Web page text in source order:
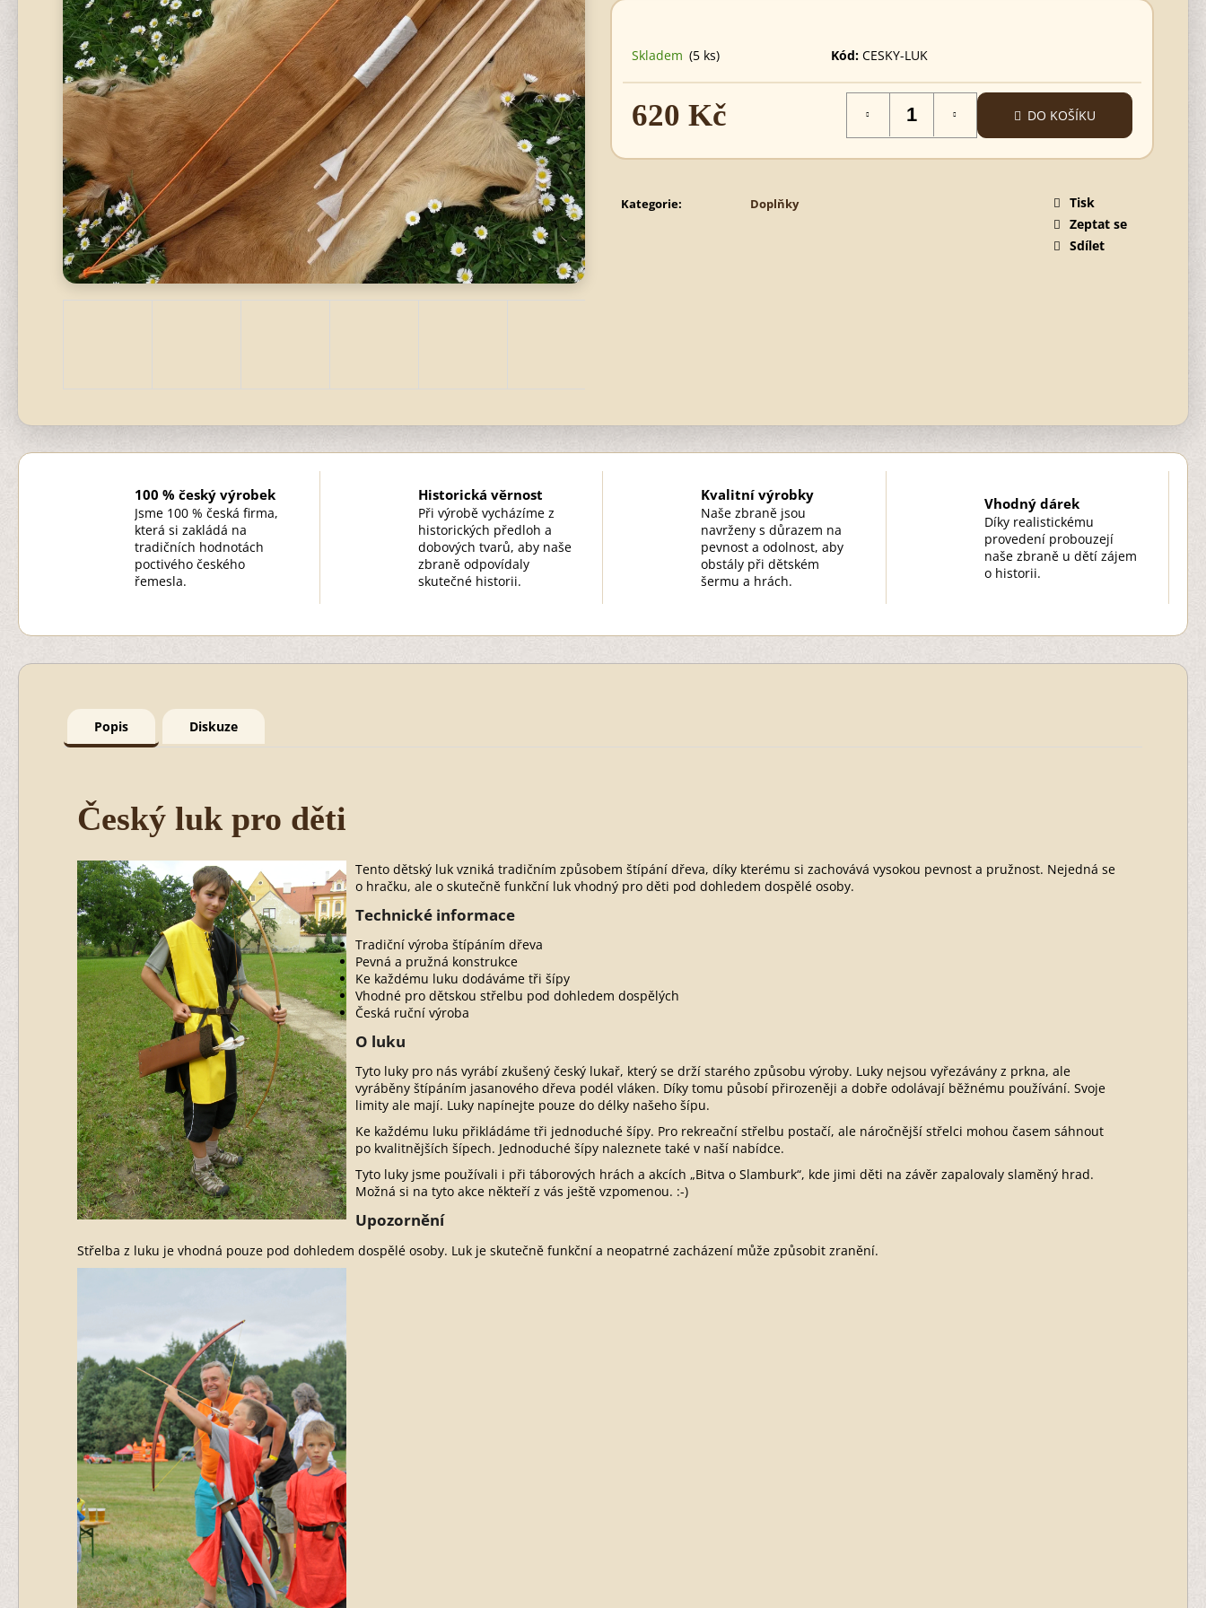
Skladem (5 ks) Kód: CESKY-LUK
620 Kč
cena:
DO KOŠÍKU
Kategorie: Doplňky
Tisk
Zeptat se
Sdílet
100 % český výrobek
Jsme 100 % česká firma,
která si zakládá na
tradičních hodnotách
poctivého českého
řemesla.
Historická věrnost
Při výrobě vycházíme z
historických předloh a
dobových tvarů, aby naše
zbraně odpovídaly
skutečné historii.
Kvalitní výrobky
Naše zbraně jsou
navrženy s důrazem na
pevnost a odolnost, aby
obstály při dětském
šermu a hrách.
Vhodný dárek
Díky realistickému
provedení probouzejí
naše zbraně u dětí zájem
o historii.
Popis Diskuze
Český luk pro děti
Tento dětský luk vzniká tradičním způsobem štípání dřeva, díky kterému si zachovává vysokou pevnost a pružnost. Nejedná se
o hračku, ale o skutečně funkční luk vhodný pro děti pod dohledem dospělé osoby.
Technické informace
Tradiční výroba štípáním dřeva
Pevná a pružná konstrukce
Ke každému luku dodáváme tři šípy
Vhodné pro dětskou střelbu pod dohledem dospělých
Česká ruční výroba
O luku
Tyto luky pro nás vyrábí zkušený český lukař, který se drží starého způsobu výroby. Luky nejsou vyřezávány z prkna, ale
vyráběny štípáním jasanového dřeva podél vláken. Díky tomu působí přirozeněji a dobře odolávají běžnému používání. Svoje
limity ale mají. Luky napínejte pouze do délky našeho šípu.
Ke každému luku přikládáme tři jednoduché šípy. Pro rekreační střelbu postačí, ale náročnější střelci mohou časem sáhnout
po kvalitnějších šípech. Jednoduché šípy naleznete také v naší nabídce.
Tyto luky jsme používali i při táborových hrách a akcích „Bitva o Slamburk“, kde jimi děti na závěr zapalovaly slaměný hrad.
Možná si na tyto akce někteří z vás ještě vzpomenou. :-)
Upozornění
Střelba z luku je vhodná pouze pod dohledem dospělé osoby. Luk je skutečně funkční a neopatrné zacházení může způsobit zranění.
320 Kč
620 Kč